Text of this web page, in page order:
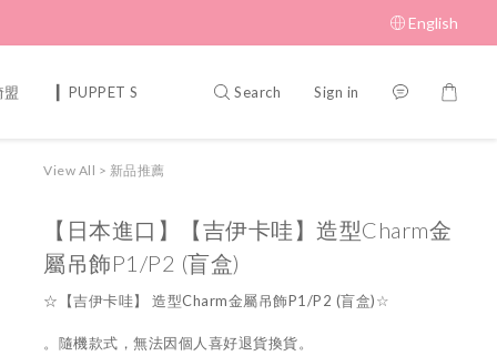
English
▎PUPPET SUNSUN 帕比順順 ▎MUFFIN CORNER 瑪芬角落
Search Sign in
View All > 新品推薦
【日本進口】【吉伊卡哇】造型Charm金
屬吊飾P1/P2 (盲盒)
☆【吉伊卡哇】 造型Charm金屬吊飾P1/P2 (盲盒)☆
。隨機款式，無法因個人喜好退貨換貨。